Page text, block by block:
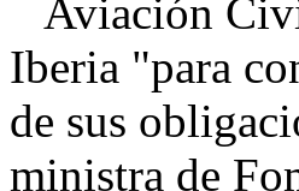
Aviación
Iberia "para
de sus
ministra de